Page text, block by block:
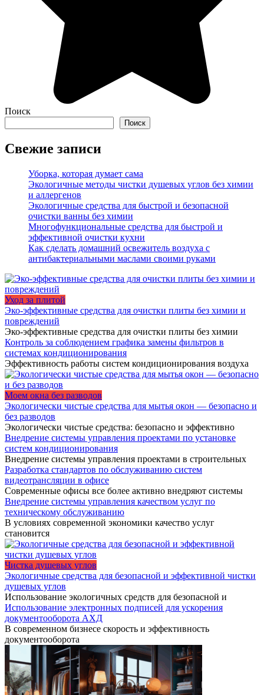
Поиск
Поиск
Свежие записи
Уборка, которая думает сама
Экологичные методы чистки душевых углов без химии
и аллергенов
Экологичные средства для быстрой и безопасной
очистки ванны без химии
Многофункциональные средства для быстрой и
эффективной очистки кухни
Как сделать домашний освежитель воздуха с
антибактериальными маслами своими руками
Уход за плитой
Эко-эффективные средства для очистки плиты без химии и
повреждений
Эко-эффективные средства для очистки плиты без химии
Контроль за соблюдением графика замены фильтров в
системах кондиционирования
Эффективность работы систем кондиционирования воздуха
Моем окна без разводов
Экологически чистые средства для мытья окон — безопасно и
без разводов
Экологически чистые средства: безопасно и эффективно
Внедрение системы управления проектами по установке
систем кондиционирования
Внедрение системы управления проектами в строительных
Разработка стандартов по обслуживанию систем
видеотрансляции в офисе
Современные офисы все более активно внедряют системы
Внедрение системы управления качеством услуг по
техническому обслуживанию
В условиях современной экономики качество услуг
становится
Чистка душевых углов
Экологичные средства для безопасной и эффективной чистки
душевых углов
Использование экологичных средств для безопасной и
Использование электронных подписей для ускорения
документооборота АХД
В современном бизнесе скорость и эффективность
документооборота